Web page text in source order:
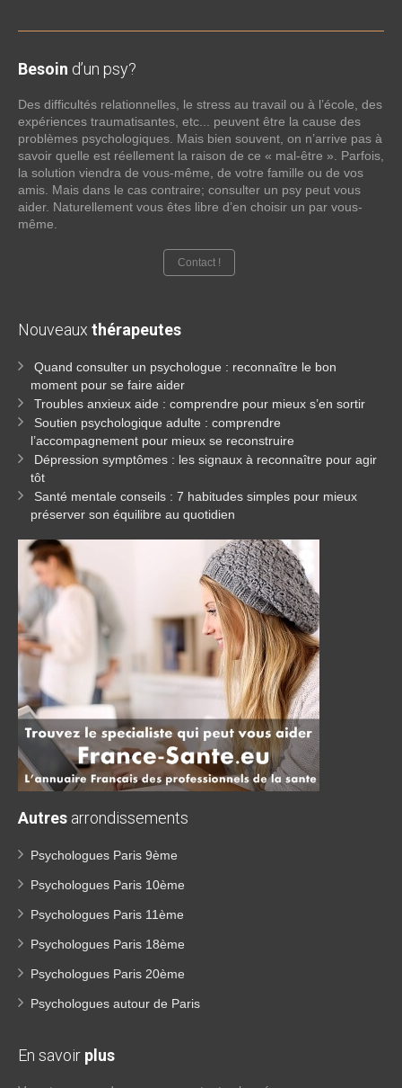
Besoin d’un psy?
Des difficultés relationnelles, le stress au travail ou à l’école, des
expériences traumatisantes, etc... peuvent être la cause des
problèmes psychologiques. Mais bien souvent, on n’arrive pas à
savoir quelle est réellement la raison de ce « mal-être ». Parfois,
la solution viendra de vous-même, de votre famille ou de vos
amis. Mais dans le cas contraire; consulter un psy peut vous
aider. Naturellement vous êtes libre d’en choisir un par vous-
même.
Contact !
Nouveaux thérapeutes
Quand consulter un psychologue : reconnaître le bon
moment pour se faire aider
Troubles anxieux aide : comprendre pour mieux s’en sortir
Soutien psychologique adulte : comprendre
l’accompagnement pour mieux se reconstruire
Dépression symptômes : les signaux à reconnaître pour agir
tôt
Santé mentale conseils : 7 habitudes simples pour mieux
préserver son équilibre au quotidien
Autres arrondissements
Psychologues Paris 9ème
Psychologues Paris 10ème
Psychologues Paris 11ème
Psychologues Paris 18ème
Psychologues Paris 20ème
Psychologues autour de Paris
En savoir plus